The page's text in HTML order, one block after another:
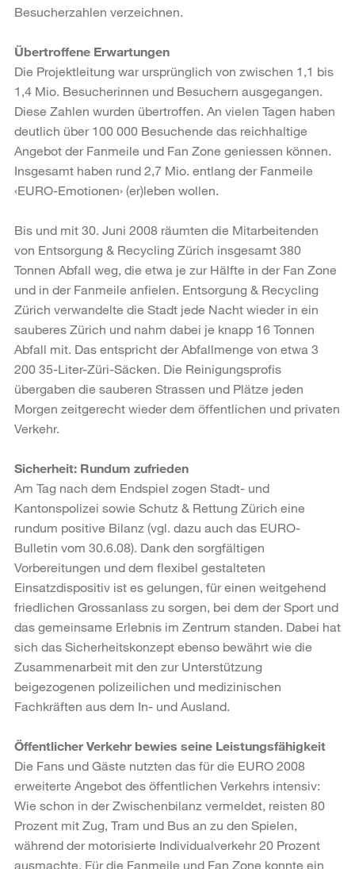
Besucherzahlen verzeichnen.
Übertroffene Erwartungen
Die Projektleitung war ursprünglich von zwischen 1,1 bis
1,4 Mio. Besucherinnen und Besuchern ausgegangen.
Diese Zahlen wurden übertroffen. An vielen Tagen haben
deutlich über 100 000 Besuchende das reichhaltige
Angebot der Fanmeile und Fan Zone geniessen können.
Insgesamt haben rund 2,7 Mio. entlang der Fanmeile
‹EURO-Emotionen› (er)leben wollen.
Bis und mit 30. Juni 2008 räumten die Mitarbeitenden
von Entsorgung & Recycling Zürich insgesamt 380
Tonnen Abfall weg, die etwa je zur Hälfte in der Fan Zone
und in der Fanmeile anfielen. Entsorgung & Recycling
Zürich verwandelte die Stadt jede Nacht wieder in ein
sauberes Zürich und nahm dabei je knapp 16 Tonnen
Abfall mit. Das entspricht der Abfallmenge von etwa 3
200 35-Liter-Züri-Säcken. Die Reinigungsprofis
übergaben die sauberen Strassen und Plätze jeden
Morgen zeitgerecht wieder dem öffentlichen und privaten
Verkehr.
Sicherheit: Rundum zufrieden
Am Tag nach dem Endspiel zogen Stadt- und
Kantonspolizei sowie Schutz & Rettung Zürich eine
rundum positive Bilanz (vgl. dazu auch das EURO-
Bulletin vom 30.6.08). Dank den sorgfältigen
Vorbereitungen und dem flexibel gestalteten
Einsatzdispositiv ist es gelungen, für einen weitgehend
friedlichen Grossanlass zu sorgen, bei dem der Sport und
das gemeinsame Erlebnis im Zentrum standen. Dabei hat
sich das Sicherheitskonzept ebenso bewährt wie die
Zusammenarbeit mit den zur Unterstützung
beigezogenen polizeilichen und medizinischen
Fachkräften aus dem In- und Ausland.
Öffentlicher Verkehr bewies seine Leistungsfähigkeit
Die Fans und Gäste nutzten das für die EURO 2008
erweiterte Angebot des öffentlichen Verkehrs intensiv:
Wie schon in der Zwischenbilanz vermeldet, reisten 80
Prozent mit Zug, Tram und Bus an zu den Spielen,
während der motorisierte Individualverkehr 20 Prozent
ausmachte. Für die Fanmeile und Fan Zone konnte ein